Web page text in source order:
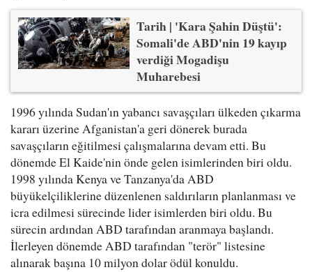
Tarih | 'Kara Şahin Düştü':
Somali'de ABD'nin 19 kayıp
verdiği Mogadişu
Muharebesi
1996 yılında Sudan'ın yabancı savaşçıları ülkeden çıkarma
kararı üzerine Afganistan'a geri dönerek burada
savaşçıların eğitilmesi çalışmalarına devam etti. Bu
dönemde El Kaide'nin önde gelen isimlerinden biri oldu.
1998 yılında Kenya ve Tanzanya'da ABD
büyükelçiliklerine düzenlenen saldırıların planlanması ve
icra edilmesi sürecinde lider isimlerden biri oldu. Bu
sürecin ardından ABD tarafından aranmaya başlandı.
İlerleyen dönemde ABD tarafından "terör" listesine
alınarak başına 10 milyon dolar ödül konuldu.